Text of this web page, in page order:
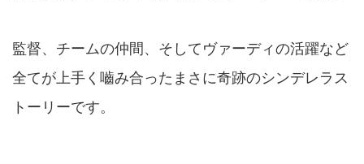
監督、チームの仲間、そしてヴァーディの活躍など
全てが上手く嚙み合ったまさに奇跡のシンデレラス
トーリーです。